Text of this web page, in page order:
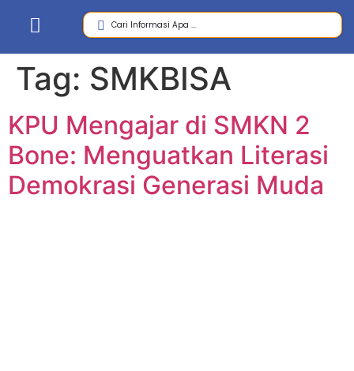
Tag: SMKBISA
KPU Mengajar di SMKN 2
Bone: Menguatkan Literasi
Demokrasi Generasi Muda